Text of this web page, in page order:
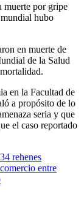
muerte por gripe
hubo
en muerte de
de la Salud
en la Facultad de
a propósito de lo
seria y que
el caso reportado
rehenes
entre